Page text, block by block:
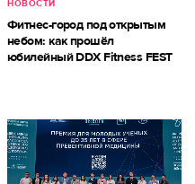
НОВОСТИ
Фитнес-город под открытым
небом: как прошёл
юбилейный DDX Fitness FEST